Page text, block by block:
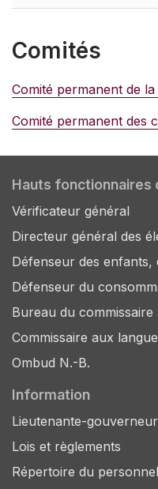
Comités
Comité permanent de
Comité permanent des
Hauts fonctionnaires
Vérificateur général
Directeur général des
Défenseur des enfants,
Défenseur du
Bureau du commissaire
Commissaire aux
Ombud N.-B.
Information
Lieutenante-
Lois et règlements
Répertoire du personnel